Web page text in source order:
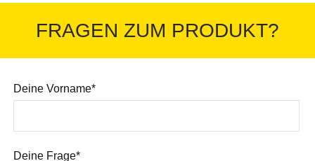
FRAGEN ZUM PRODUKT?
Deine Vorname*
Deine Frage*